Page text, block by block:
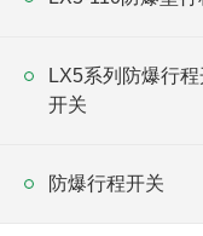
LX5系列防爆行
开关
防爆行程开关